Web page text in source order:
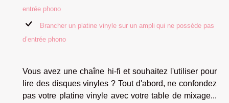
entrée phono
Brancher un platine vinyle sur un ampli qui ne possède pas
d’entrée phono
Vous avez une chaîne hi-fi et souhaitez l'utiliser pour
lire des disques vinyles ? Tout d'abord, ne confondez
pas votre platine vinyle avec votre table de mixage...